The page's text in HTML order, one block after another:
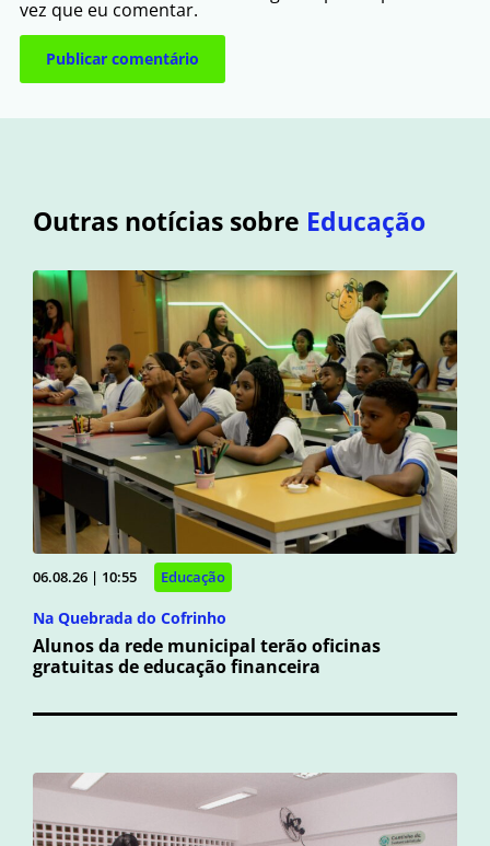
vez que eu comentar.
Outras notícias sobre Educação
06.08.26 | 10:55 Educação
Na Quebrada do Cofrinho
Alunos da rede municipal terão oficinas
gratuitas de educação financeira